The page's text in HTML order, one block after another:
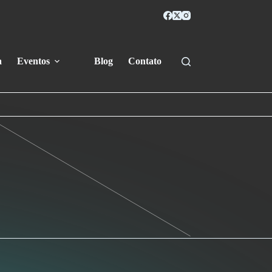
Eventos Blog Contato